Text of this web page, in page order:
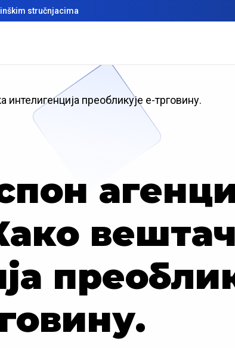
stručnjacima
интелигенциjа преобликуjе е-трговину.